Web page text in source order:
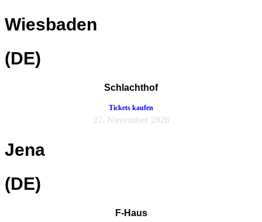
Wiesbaden
(DE)
Schlachthof
Tickets kaufen
27. November 2026
Jena
(DE)
F-Haus